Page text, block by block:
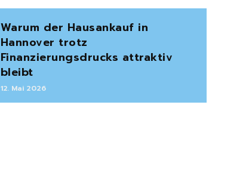
Warum der Hausankauf in
Hannover trotz
Finanzierungsdrucks attraktiv
bleibt
12. Mai 2026